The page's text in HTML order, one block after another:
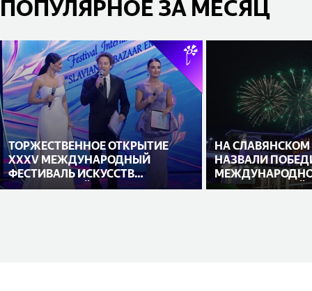
ПОПУЛЯРНОЕ ЗА МЕСЯЦ
ТОРЖЕСТВЕННОЕ ОТКРЫТИЕ
XXXV МЕЖДУНАРОДНЫЙ
ФЕСТИВАЛЬ ИСКУССТВ
«СЛАВЯНСКИЙ БАЗАР В
НА СЛАВЯНСКОМ
НАЗВАЛИ
ИСПОЛНИТЕЛЕЙ